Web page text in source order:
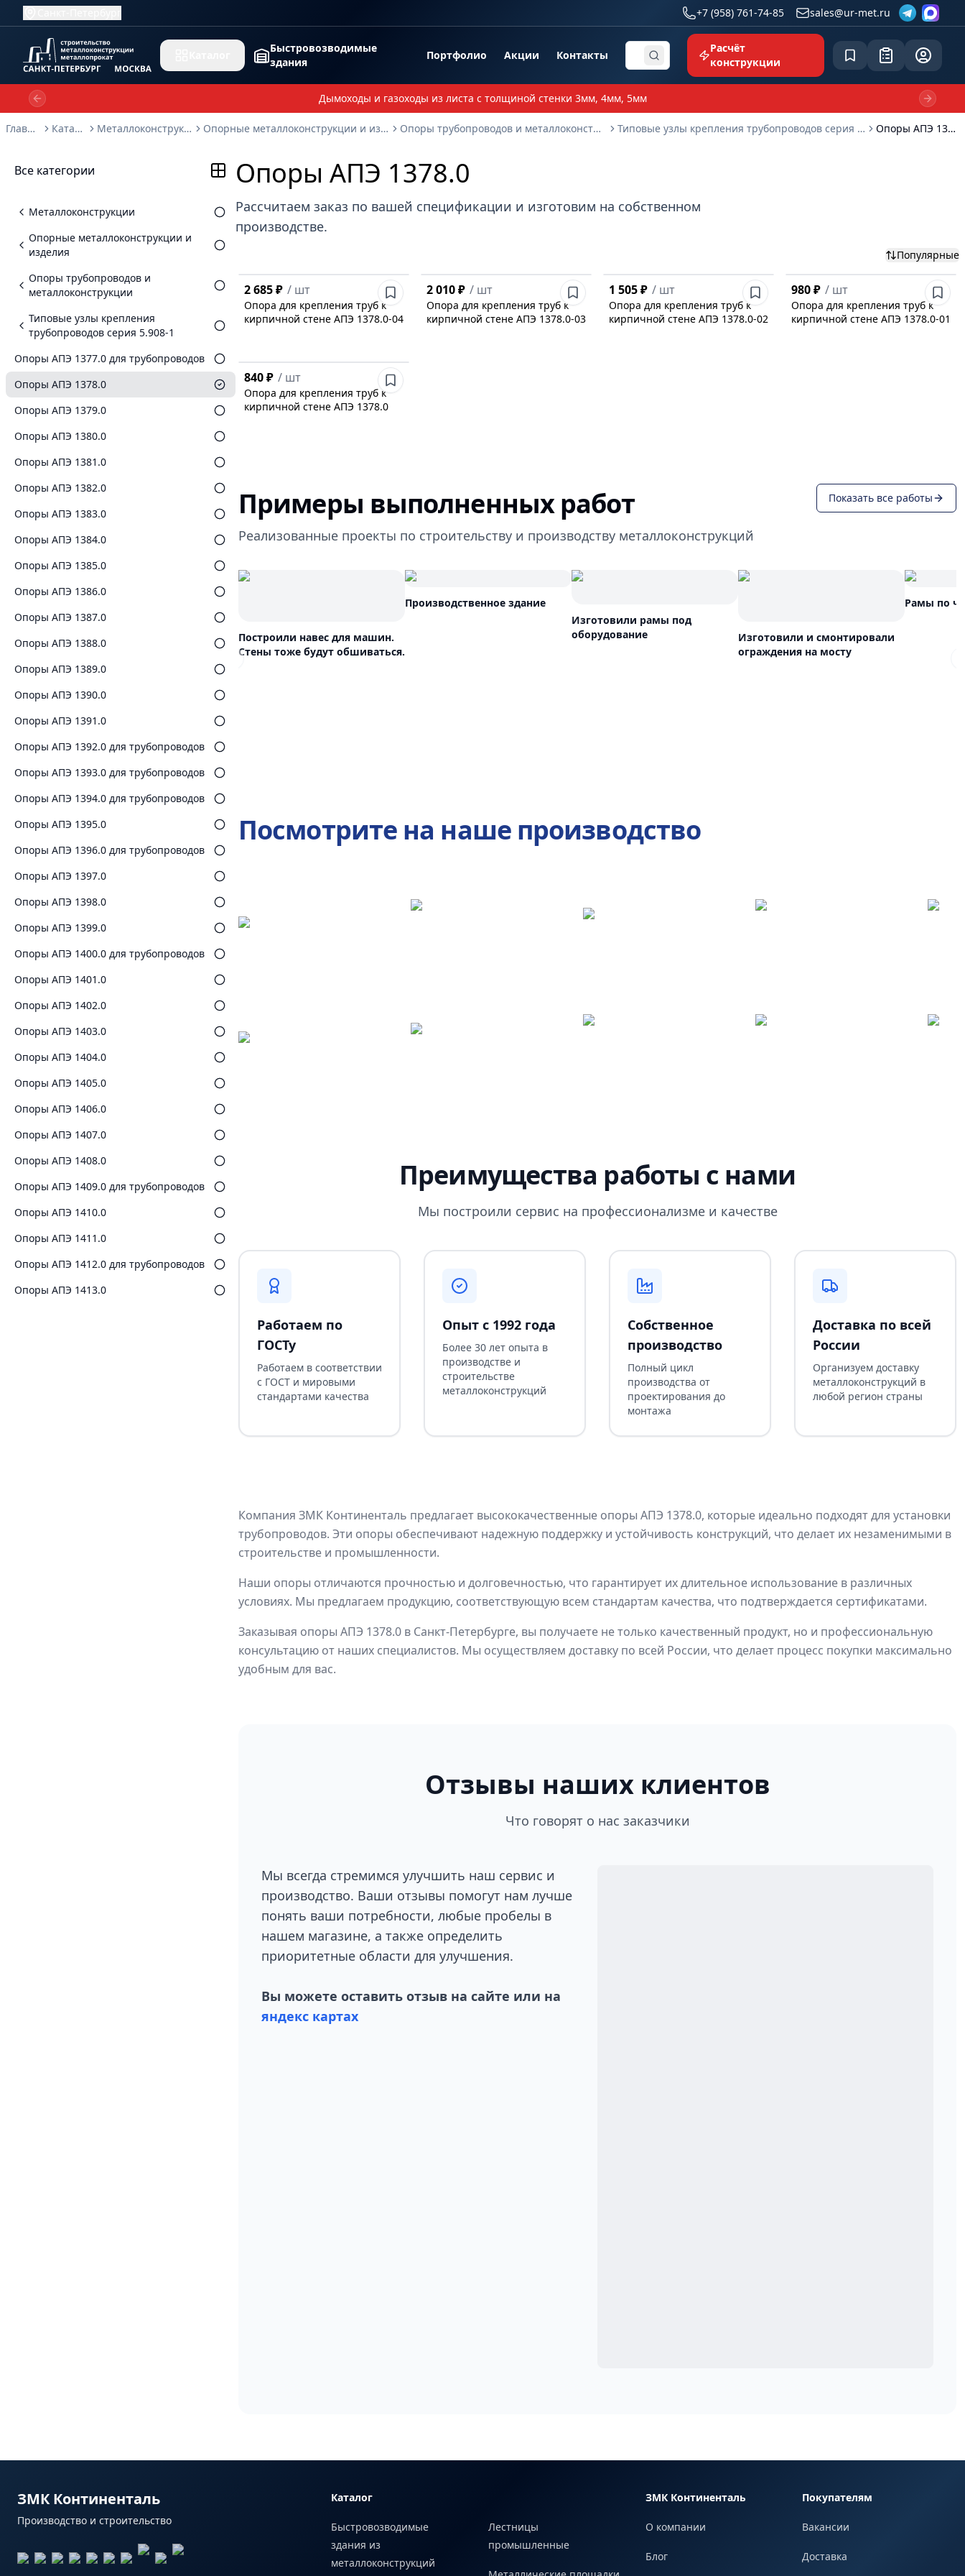
+7 (958) 761-74-85 sales@ur-met.ru
Быстровозводимые
здания
Портфолио Акции Контакты
Расчёт
конструкции
Сохранённое
Заявка
Дымоходы и газоходы из листа с толщиной стенки 3мм, 4мм, 5мм
Previous slide
Next
Главная
Каталог Металлоконструкции Опорные металлоконструкции и изделия Опоры трубопроводов и металлоконструкции Типовые узлы крепления трубопроводов серия 5.908-1 Опоры АПЭ 1378.0
Все категории
Металлоконструкции
Опорные металлоконструкции и
изделия
Опоры трубопроводов и
металлоконструкции
Типовые узлы крепления
трубопроводов серия 5.908-1
Опоры АПЭ 1377.0 для трубопроводов
Опоры АПЭ 1378.0
Опоры АПЭ 1379.0
Опоры АПЭ 1380.0
Опоры АПЭ 1381.0
Опоры АПЭ 1382.0
Опоры АПЭ 1383.0
Опоры АПЭ 1384.0
Опоры АПЭ 1385.0
Опоры АПЭ 1386.0
Опоры АПЭ 1387.0
Опоры АПЭ 1388.0
Опоры АПЭ 1389.0
Опоры АПЭ 1390.0
Опоры АПЭ 1391.0
Опоры АПЭ 1392.0 для трубопроводов
Опоры АПЭ 1393.0 для трубопроводов
Опоры АПЭ 1394.0 для трубопроводов
Опоры АПЭ 1395.0
Опоры АПЭ 1396.0 для трубопроводов
Опоры АПЭ 1397.0
Опоры АПЭ 1398.0
Опоры АПЭ 1399.0
Опоры АПЭ 1400.0 для трубопроводов
Опоры АПЭ 1401.0
Опоры АПЭ 1402.0
Опоры АПЭ 1403.0
Опоры АПЭ 1404.0
Опоры АПЭ 1405.0
Опоры АПЭ 1406.0
Опоры АПЭ 1407.0
Опоры АПЭ 1408.0
Опоры АПЭ 1409.0 для трубопроводов
Опоры АПЭ 1410.0
Опоры АПЭ 1411.0
Опоры АПЭ 1412.0 для трубопроводов
Опоры АПЭ 1413.0
Опоры АПЭ 1378.0
Рассчитаем заказ по вашей спецификации и изготовим на собственном
производстве.
Популярные
2 685 ₽ / шт
Опора для крепления труб к
кирпичной стене АПЭ 1378.0-04
2 010 ₽ / шт
Опора для крепления труб к
кирпичной стене АПЭ 1378.0-03
1 505 ₽ / шт
Опора для крепления труб к
кирпичной стене АПЭ 1378.0-02
980 ₽ / шт
Опора для крепления труб к
кирпичной стене АПЭ 1378.0-01
840 ₽ / шт
Опора для крепления труб к
кирпичной стене АПЭ 1378.0
Примеры выполненных работ
Реализованные проекты по строительству и производству металлоконструкций
Показать все работы
Построили навес для машин.
Стены тоже будут обшиваться.
Производственное здание
Изготовили рамы под
оборудование
Изготовили и смонтировали
ограждения на мосту
Рамы по
Посмотрите на наше производство
Преимущества работы с нами
Мы построили сервис на профессионализме и качестве
Работаем по
ГОСТу
Работаем в соответствии
с ГОСТ и мировыми
стандартами качества
Опыт с 1992 года
Более 30 лет опыта в
производстве и
строительстве
металлоконструкций
Собственное
производство
Полный цикл
производства от
проектирования до
монтажа
Доставка по всей
России
Организуем доставку
металлоконструкций в
любой регион страны
Компания ЗМК Континенталь предлагает высококачественные опоры АПЭ 1378.0, которые идеально подходят для установки
трубопроводов. Эти опоры обеспечивают надежную поддержку и устойчивость конструкций, что делает их незаменимыми в
строительстве и промышленности.
Наши опоры отличаются прочностью и долговечностью, что гарантирует их длительное использование в различных
условиях. Мы предлагаем продукцию, соответствующую всем стандартам качества, что подтверждается сертификатами.
Заказывая опоры АПЭ 1378.0 в Санкт-Петербурге, вы получаете не только качественный продукт, но и профессиональную
консультацию от наших специалистов. Мы осуществляем доставку по всей России, что делает процесс покупки максимально
удобным для вас.
Отзывы наших клиентов
Что говорят о нас заказчики
Мы всегда стремимся улучшить наш сервис и
производство. Ваши отзывы помогут нам лучше
понять ваши потребности, любые пробелы в
нашем магазине, а также определить
приоритетные области для улучшения.
Вы можете оставить отзыв на сайте или на
яндекс картах
ЗМК Континенталь
Производство и строительство
Каталог
Быстровозводимые
здания из
металлоконструкций
Лестницы
промышленные
ЗМК Континенталь
О компании
Блог
Покупателям
Вакансии
Доставка